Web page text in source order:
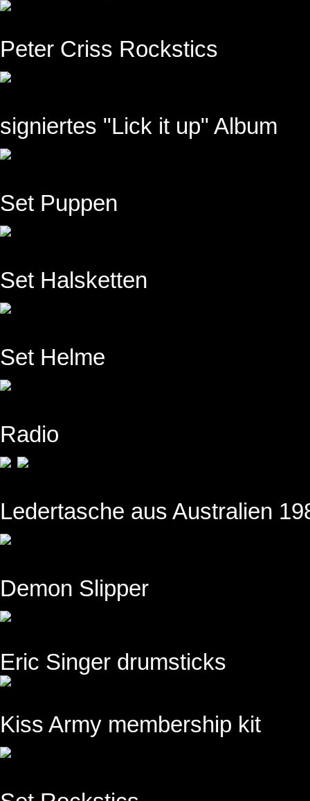
Peter Criss Rockstics
signiertes "Lick it up" Album
Set Puppen
Set Halsketten
Set Helme
Radio
Ledertasche aus Australien
Demon Slipper
Eric Singer drumsticks
Kiss Army membership kit